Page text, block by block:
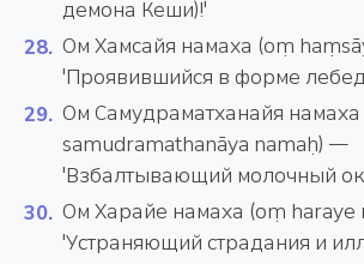
демона Кеши)!'
Ом Хамсайя намаха (oṃ
'Проявившийся в форме
Ом Самудраматханайя намаха
samudramathanāya namaḥ) —
'Взбалтывающий молочный
Ом Харайе намаха (oṃ haraye
'Устраняющий страдания и